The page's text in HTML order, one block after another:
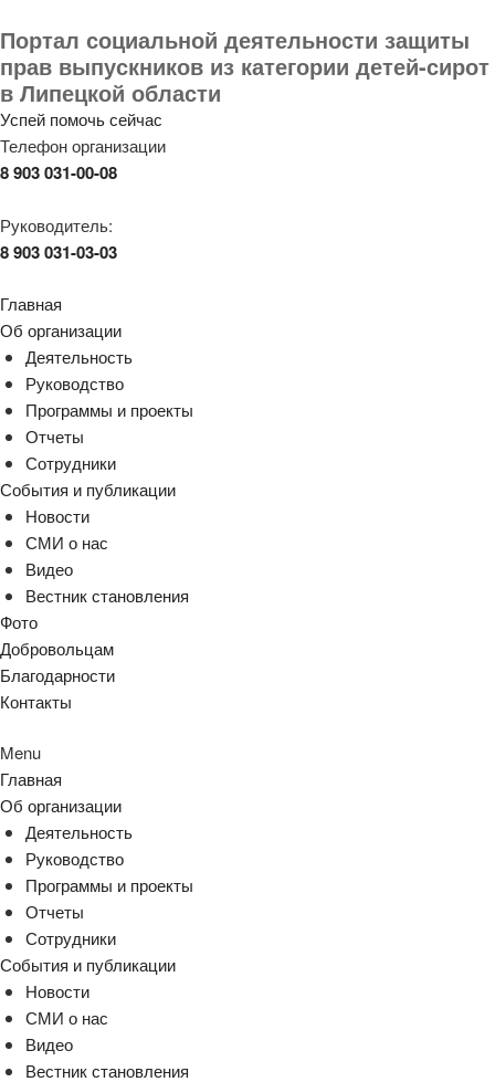
Портал социальной деятельности защиты
прав выпускников из категории детей-сирот
в Липецкой области
Успей помочь сейчас
Телефон организации
8 903 031-00-08
Руководитель:
8 903 031-03-03
Главная
Об организации
Деятельность
Руководство
Программы и проекты
Отчеты
Сотрудники
События и публикации
Новости
СМИ о нас
Видео
Вестник становления
Фото
Добровольцам
Благодарности
Контакты
Menu
Главная
Об организации
Деятельность
Руководство
Программы и проекты
Отчеты
Сотрудники
События и публикации
Новости
СМИ о нас
Видео
Вестник становления